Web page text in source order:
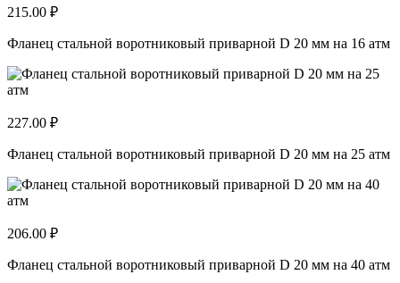
215.00 ₽
Фланец стальной воротниковый приварной D 20 мм на 16 атм
227.00 ₽
Фланец стальной воротниковый приварной D 20 мм на 25 атм
206.00 ₽
Фланец стальной воротниковый приварной D 20 мм на 40 атм